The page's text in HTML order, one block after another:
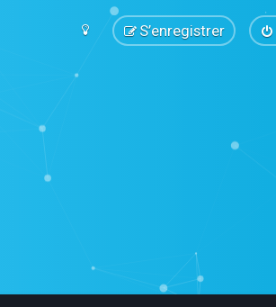
S’enregistrer